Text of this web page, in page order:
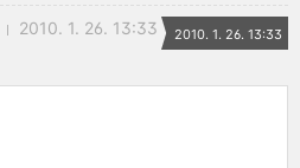
2010. 1. 26. 13:33 2010. 1. 26. 13:33